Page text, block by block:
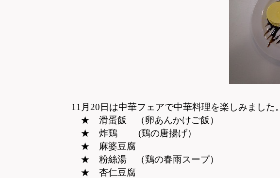
11月20日は中華フェアで中華料理を楽しみました。
★ 滑蛋飯 （卵あんかけご飯）
★ 炸鶏 (鶏の唐揚げ）
★ 麻婆豆腐
★ 粉絲湯 （鶏の春雨スープ）
★ 杏仁豆腐